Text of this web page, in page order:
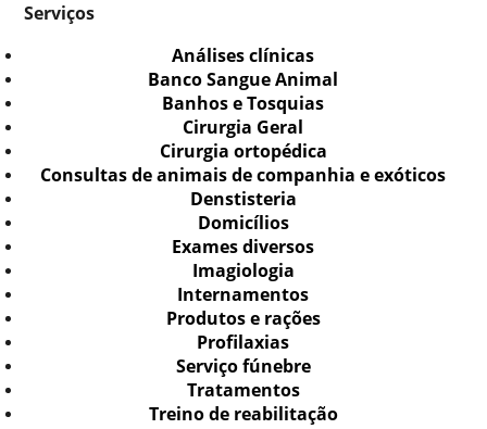
Serviços
Análises clínicas
Banco Sangue Animal
Banhos e Tosquias
Cirurgia Geral
Cirurgia ortopédica
Consultas de animais de companhia e exóticos
Denstisteria
Domicílios
Exames diversos
Imagiologia
Internamentos
Produtos e rações
Profilaxias
Serviço fúnebre
Tratamentos
Treino de reabilitação